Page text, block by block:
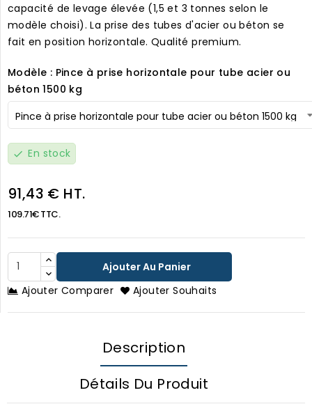
capacité de levage élevée (1,5 et 3 tonnes selon le
modèle choisi). La prise des tubes d'acier ou béton se
fait en position horizontale. Qualité premium.
Modèle : Pince à prise horizontale pour tube acier ou
béton 1500 kg
check En stock
91,43 € HT.
109.71€ TTC.
Ajouter Au Panier
Ajouter Comparer
Ajouter Souhaits
Description
Détails Du Produit